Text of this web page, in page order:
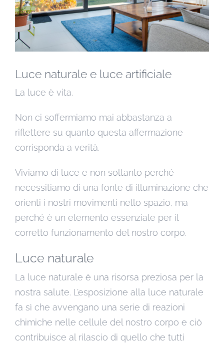
Luce naturale e luce artificiale
La luce è vita.
Non ci soffermiamo mai abbastanza a
riflettere su quanto questa affermazione
corrisponda a verità.
Viviamo di luce e non soltanto perché
necessitiamo di una fonte di illuminazione che
orienti i nostri movimenti nello spazio, ma
perché è un elemento essenziale per il
corretto funzionamento del nostro corpo.
Luce naturale
La luce naturale è una risorsa preziosa per la
nostra salute. L’esposizione alla luce naturale
fa sì che avvengano una serie di reazioni
chimiche nelle cellule del nostro corpo e ciò
contribuisce al rilascio di quello che tutti